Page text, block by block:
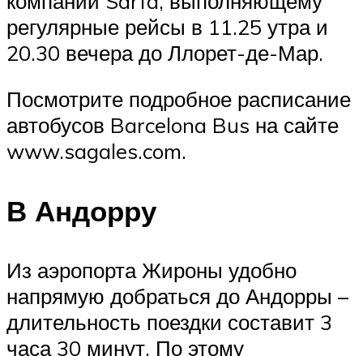
регулярные рейсы в 11.25 утра и
20.30 вечера до Ллорет-де-Мар.
Посмотрите подробное расписание
автобусов Barcelona Bus на сайте
www.sagales.com.
В Андорру
Из аэропорта Жироны удобно
напрямую добраться до Андорры –
длительность поездки составит 3
часа 30 минут. По этому